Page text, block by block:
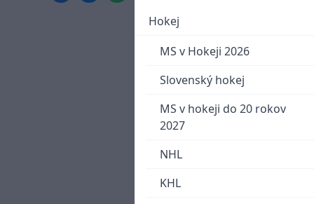
Hokej
MS v Hokeji 2026
Slovenský hokej
MS v hokeji do 20 rokov
2027
NHL
KHL